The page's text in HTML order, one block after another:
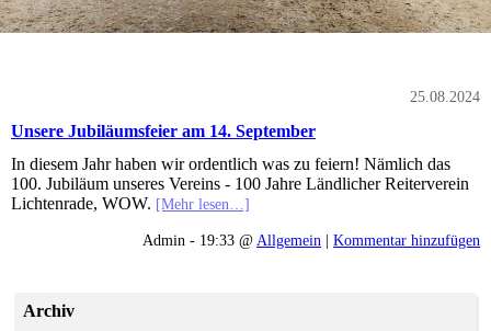
25.08.2024
Unsere Jubiläumsfeier am 14. September
In diesem Jahr haben wir ordentlich was zu feiern! Nämlich das
100. Jubiläum unseres Vereins - 100 Jahre Ländlicher Reiterverein
Lichtenrade, WOW. [Mehr lesen…]
Admin - 19:33 @ Allgemein | Kommentar hinzufügen
Archiv